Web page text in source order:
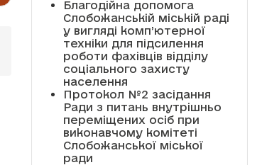
Благодійна допомога
Слобожанській міській раді
у вигляді комп’ютерної
техніки для підсилення
роботи фахівців відділу
соціального захисту
населення
Протокол №2 засідання
Ради з питань внутрішньо
переміщених осіб при
виконавчому комітеті
Слобожанської міської
ради